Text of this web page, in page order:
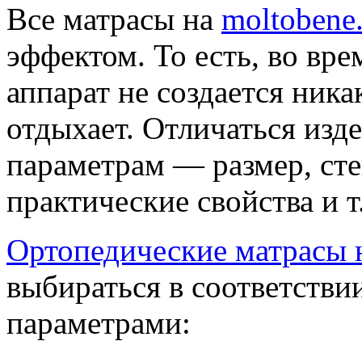
Все матрасы на
эффектом. То есть, во
аппарат не создается
отдыхает. Отличаться
параметрам — размер,
практические свойства и
Ортопедические матрасы
выбираться в
параметрами: